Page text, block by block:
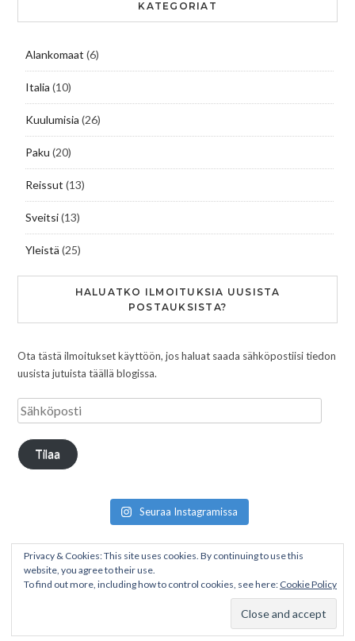
KATEGORIAT
Alankomaat (6)
Italia (10)
Kuulumisia (26)
Paku (20)
Reissut (13)
Sveitsi(13)
Yleistä (25)
HALUATKO ILMOITUKSIA UUSISTA
POSTAUKSISTA?
Ota tästä ilmoitukset käyttöön, jos haluat saada sähköpostiisi tiedon
uusista jutuista täällä blogissa.
Tilaa
Seuraa Instagramissa
Copyright © 2026 Pakumatkalla
Privacy & Cookies: This site uses cookies. By continuing to use this
website, you agree to their use.
To find out more, including how to control cookies, see here: Cookie Policy